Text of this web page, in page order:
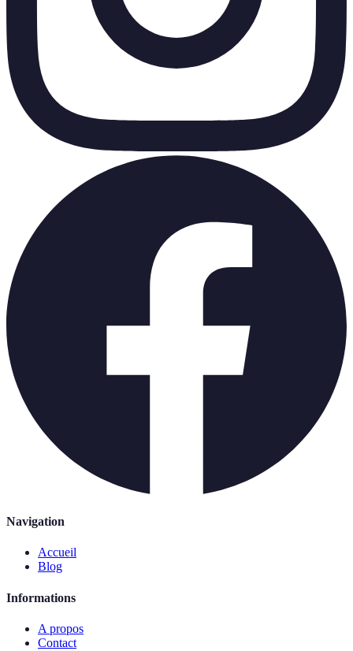
Navigation
Accueil
Blog
Informations
A propos
Contact